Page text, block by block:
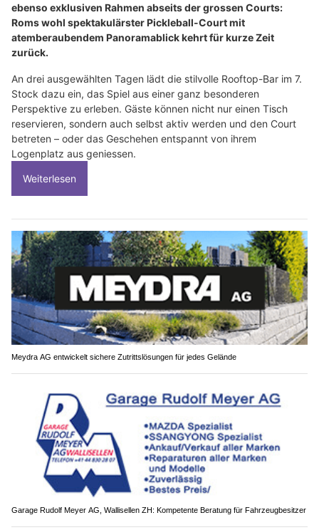
ebenso exklusiven Rahmen abseits der grossen Courts:
Roms wohl spektakulärster Pickleball-Court mit
atemberaubendem Panoramablick kehrt für kurze Zeit
zurück.
An drei ausgewählten Tagen lädt die stilvolle Rooftop-Bar im 7.
Stock dazu ein, das Spiel aus einer ganz besonderen
Perspektive zu erleben. Gäste können nicht nur einen Tisch
reservieren, sondern auch selbst aktiv werden und den Court
betreten – oder das Geschehen entspannt von ihrem
Logenplatz aus geniessen.
Weiterlesen
Meydra AG entwickelt sichere Zutrittslösungen für jedes Gelände
Garage Rudolf Meyer AG, Wallisellen ZH: Kompetente Beratung für Fahrzeugbesitzer